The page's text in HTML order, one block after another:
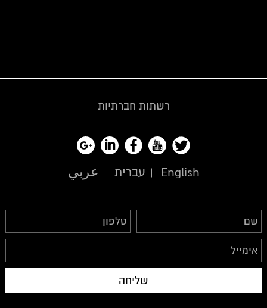
רשתות חברתיות
English עברית عربي